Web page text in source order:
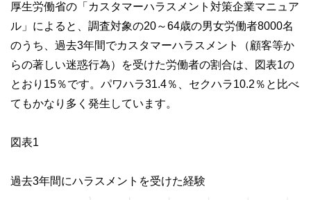
厚生労働省の「カスタマーハラスメント対策企業マニュア
ル」によると、調査対象の20～64歳の男女労働者8000名
のうち、過去3年間でカスタマーハラスメント（顧客等か
らの著しい迷惑行為）を受けた労働者の割合は、図表1の
とおり15％です。パワハラ31.4％、セクハラ10.2％と比べ
てもかなり多く発生しています。
図表1
過去3年間にハラスメントを受けた経験